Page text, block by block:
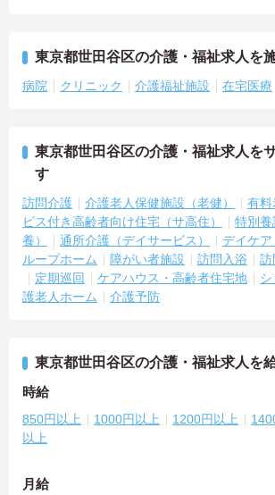
東京都世田谷区の介護・福祉求人を
病院 クリニック 介護福祉施設 在宅医療
東京都世田谷区の介護・福祉求人を
す
訪問介護 介護老人保健施設（老健） 有料
ビス付き高齢者向け住宅（サ高住）
特別
養）
通所介護（デイサービス） デイケア
ループホーム
障がい者施設 訪問入浴 訪
定期巡回
ケアハウス・高齢者住宅地
護老人ホーム
介護予防
東京都世田谷区の介護・福祉求人を
時給
850円以上 1000円以上 1200円以上
以上
月給